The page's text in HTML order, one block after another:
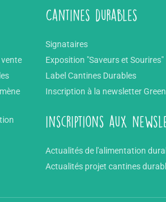
Cantines durables
Signataires
Exposition "Saveurs et Sourires"
Label Cantines Durables
Inscription à la newsletter Green
inscriptions aux
Actualités de l'alimentation
Actualités projet cantines